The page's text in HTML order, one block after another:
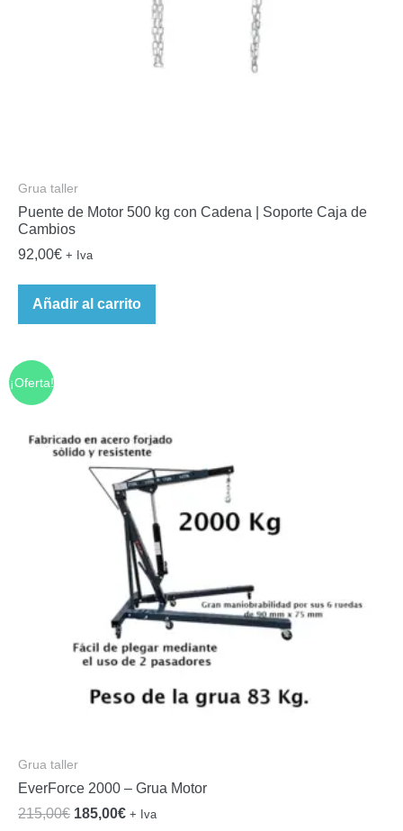
Grua taller
Puente de Motor 500 kg con Cadena | Soporte Caja de
Cambios
92,00€ + Iva
Añadir al carrito
¡Oferta!
Grua taller
EverForce 2000 – Grua Motor
215,00€ El
185,00€El+ Iva